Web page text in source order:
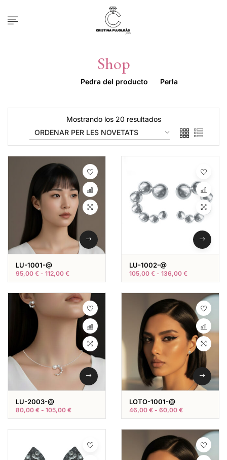
Shop
Pedra del producto Perla
Mostrando los 20 resultados
LU-1001-@
95,00 € - 112,00 €
LU-1002-@
105,00 € - 136,00 €
LU-2003-@
80,00 € - 105,00 €
LOTO-1001-@
46,00 € - 60,00 €